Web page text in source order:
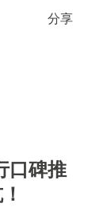
分享
口碑推